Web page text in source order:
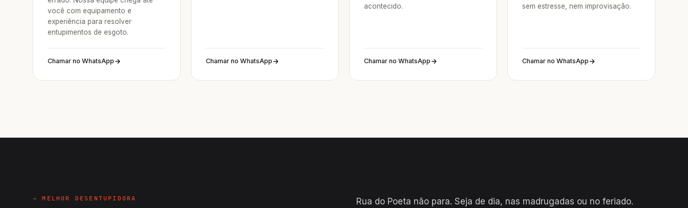
você com equipamento e
experiência para resolver
entupimentos de esgoto.
Chamar no WhatsApp Chamar no WhatsApp
acontecido.
Chamar no WhatsApp
sem estresse, nem improvisação.
Chamar no WhatsApp
→ MELHOR DESENTUPIDORA
Rua do Poeta não para. Seja de dia, nas madrugadas ou no feriado.